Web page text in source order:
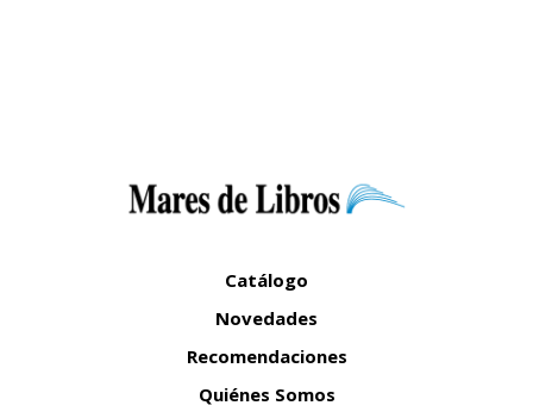
Catálogo
Novedades
Recomendaciones
Quiénes Somos